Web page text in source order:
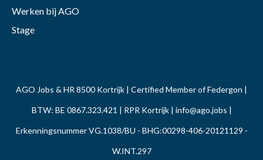
Werken bij AGO
Stage
AGO Jobs & HR 8500 Kortrijk | Certified Member of Federgon |
BTW: BE 0867.323.421 | RPR Kortrijk | info@ago.jobs |
Erkenningsnummer VG.1038/BU - BHG:00298-406-20121129 -
W.INT.297